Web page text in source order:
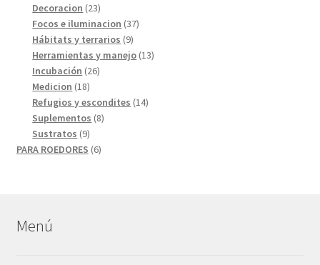
Decoracion 2323
productos
Focos e iluminacion 3737
Hábitats y terrarios 99
productos
Herramientas y manejo 1313
Incubación 2626
Medicion 1818
productos
Refugios y escondites 1414
Suplementos 88
Sustratos 99
productos
PARA ROEDORES 66
Menú